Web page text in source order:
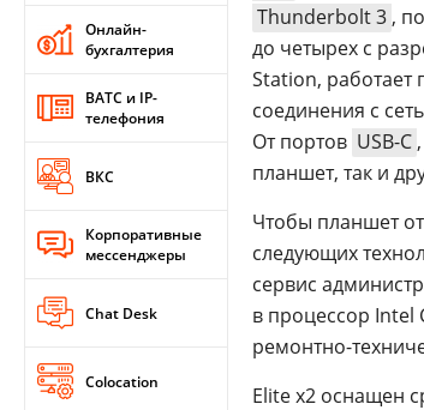
Онлайн-
бухгалтерия
ВАТС и IP-
телефония
ВКС
Корпоративные
мессенджеры
Chat Desk
Colocation
Thunderbolt 3 ,
до четырех с
Station, работает
соединения с
От портов USB-C
планшет, так и
Чтобы планшет
следующих
сервис
в процессор Intel
ремонтно-
Elite x2 оснащен